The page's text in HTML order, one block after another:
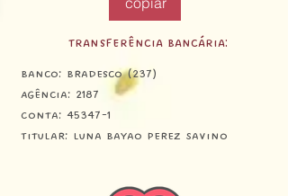
Transferência Bancária:
Banco: Bradesco (237)
Agência: 2187
Conta: 45347-1
Titular: Luna Bayao Perez Savino